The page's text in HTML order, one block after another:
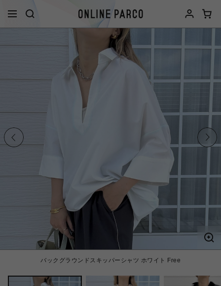
バックグラウンドスキッパーシャツ ホワイト Free